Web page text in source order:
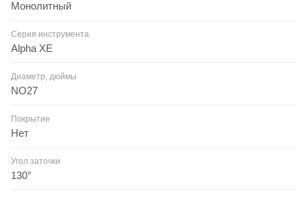
Монолитный
Серия инструмента
Alpha XE
Диаметр, дюймы
NO27
Покрытие
Нет
Угол заточки
130°